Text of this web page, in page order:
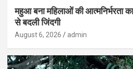
महुआ बना महिलाओं की आत्मनिर्भरता
से बदली जिंदगी
August 6, 2026 admin